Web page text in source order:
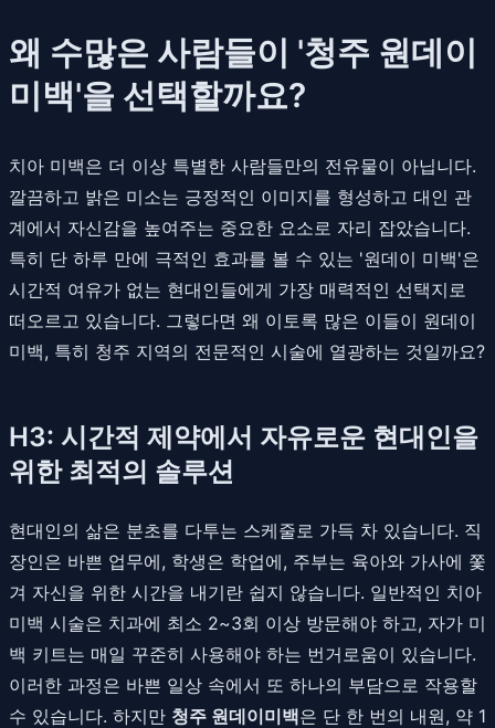
왜 수많은 사람들이 '청주 원데이
미백'을 선택할까요?
치아 미백은 더 이상 특별한 사람들만의 전유물이 아닙니다.
깔끔하고 밝은 미소는 긍정적인 이미지를 형성하고 대인 관
계에서 자신감을 높여주는 중요한 요소로 자리 잡았습니다.
특히 단 하루 만에 극적인 효과를 볼 수 있는 '원데이 미백'은
시간적 여유가 없는 현대인들에게 가장 매력적인 선택지로
떠오르고 있습니다. 그렇다면 왜 이토록 많은 이들이 원데이
미백, 특히 청주 지역의 전문적인 시술에 열광하는 것일까요?
H3: 시간적 제약에서 자유로운 현대인을
위한 최적의 솔루션
현대인의 삶은 분초를 다투는 스케줄로 가득 차 있습니다. 직
장인은 바쁜 업무에, 학생은 학업에, 주부는 육아와 가사에 쫓
겨 자신을 위한 시간을 내기란 쉽지 않습니다. 일반적인 치아
미백 시술은 치과에 최소 2~3회 이상 방문해야 하고, 자가 미
백 키트는 매일 꾸준히 사용해야 하는 번거로움이 있습니다.
이러한 과정은 바쁜 일상 속에서 또 하나의 부담으로 작용할
수 있습니다. 하지만 청주 원데이미백은 단 한 번의 내원, 약 1